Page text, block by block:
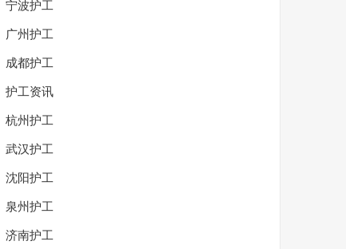
宁波护工
广州护工
成都护工
护工资讯
杭州护工
武汉护工
沈阳护工
泉州护工
济南护工